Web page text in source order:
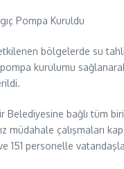
Pompa Kuruldu
etkilenen bölgelerde su
kurulumu
Belediyesine bağlı tüm
müdahale çalışmaları
151 personelle